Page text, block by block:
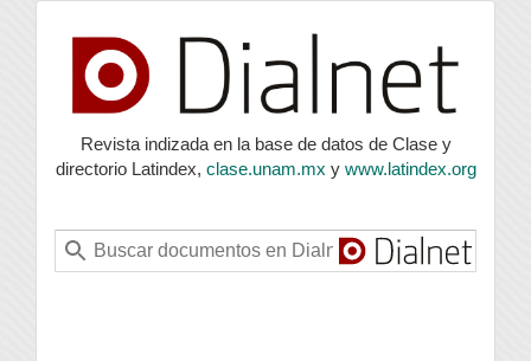
index
Revista indizada en la base de datos de Clase y
directorio Latindex, clase.unam.mx y www.latindex.org